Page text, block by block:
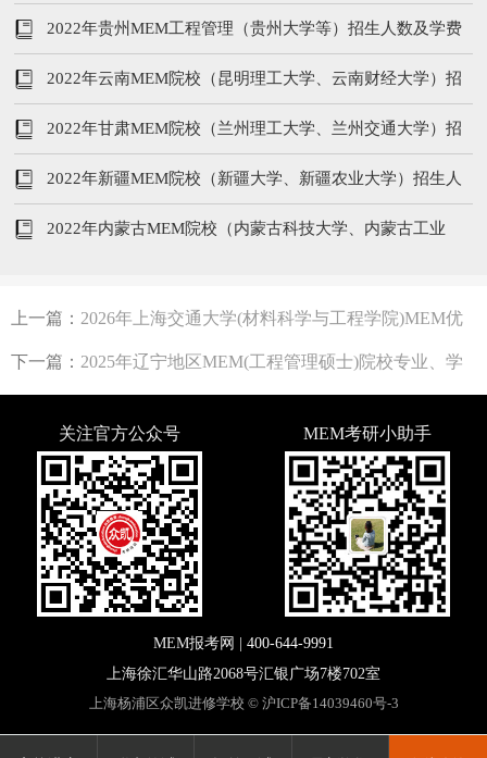
2022年贵州MEM工程管理（贵州大学等）招生人数及学费
汇总！
2022年云南MEM院校（昆明理工大学、云南财经大学）招
生人数、学费
2022年甘肃MEM院校（兰州理工大学、兰州交通大学）招
生人数、学费
2022年新疆MEM院校（新疆大学、新疆农业大学）招生人
数、学费
2022年内蒙古MEM院校（内蒙古科技大学、内蒙古工业
上一篇： 2026年上海交通大学(材料科学与工程学院)MEM优
材计划
下一篇： 2025年辽宁地区MEM(工程管理硕士)院校专业、学
费学制、分数线汇总
关注官方公众号 MEM考研小助手
MEM报考网 | 400-644-9991
上海徐汇华山路2068号汇银广场7楼702室
上海杨浦区众凯进修学校 © 沪ICP备14039460号-3